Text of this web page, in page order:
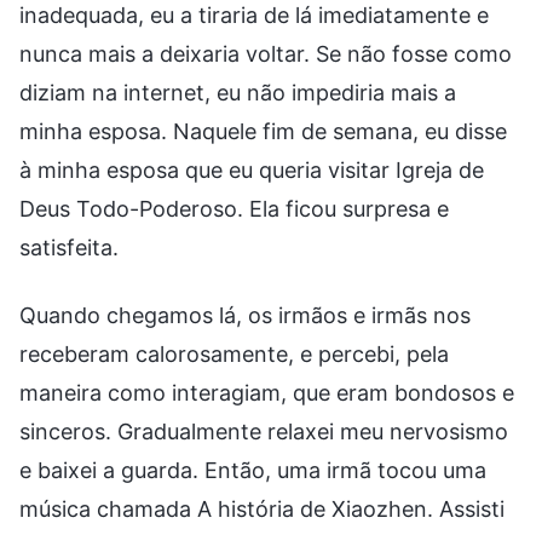
inadequada, eu a tiraria de lá imediatamente e
nunca mais a deixaria voltar. Se não fosse como
diziam na internet, eu não impediria mais a
minha esposa. Naquele fim de semana, eu disse
à minha esposa que eu queria visitar Igreja de
Deus Todo-Poderoso. Ela ficou surpresa e
satisfeita.
Quando chegamos lá, os irmãos e irmãs nos
receberam calorosamente, e percebi, pela
maneira como interagiam, que eram bondosos e
sinceros. Gradualmente relaxei meu nervosismo
e baixei a guarda. Então, uma irmã tocou uma
música chamada A história de Xiaozhen. Assisti